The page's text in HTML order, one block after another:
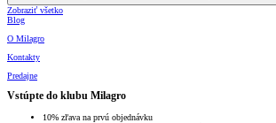
Zobraziť všetko
Blog
O Milagro
Kontakty
Predajne
Vstúpte do klubu Milagro
10% zľava na prvú objednávku